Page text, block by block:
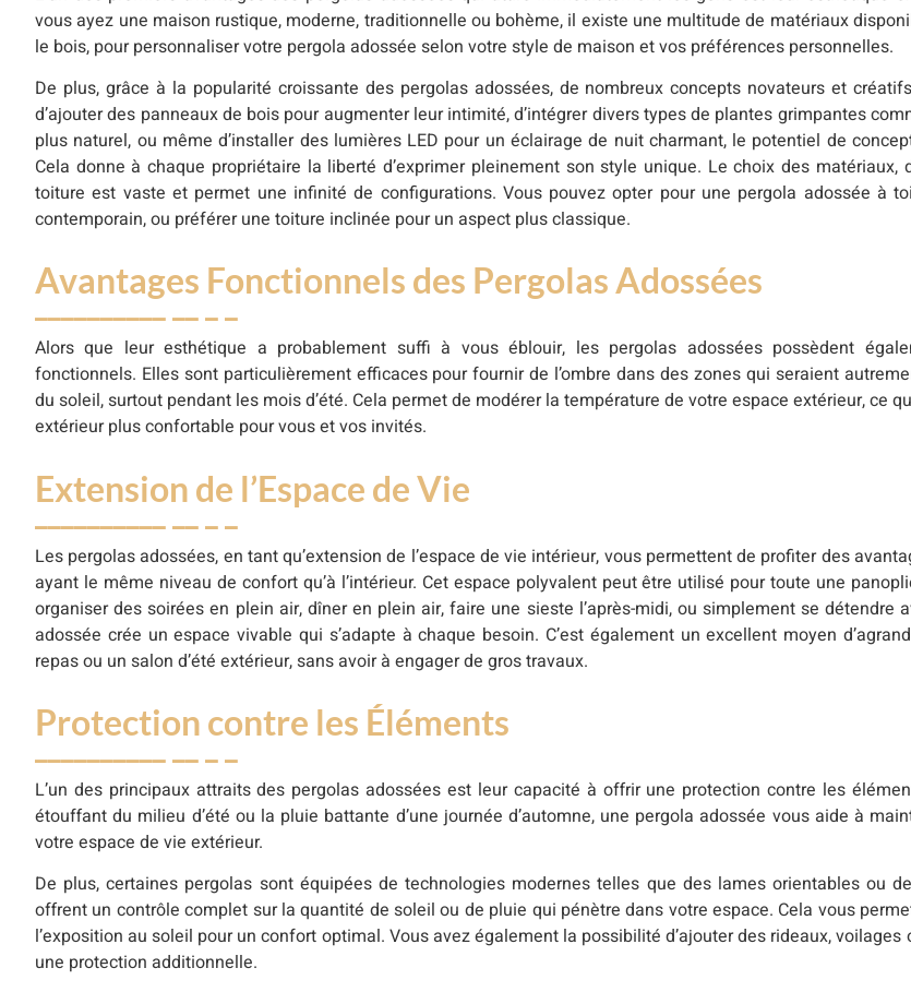
vous ayez une maison rustique, moderne, traditionnelle ou bohème, il existe une multitude de matériaux
le bois, pour personnaliser votre pergola adossée selon votre style de maison et vos préférences personnelles.
De plus, grâce à la popularité croissante des pergolas adossées, de nombreux concepts novateurs et
d’ajouter des panneaux de bois pour augmenter leur intimité, d’intégrer divers types de plantes grimpantes
plus naturel, ou même d’installer des lumières LED pour un éclairage de nuit charmant, le potentiel de
Cela donne à chaque propriétaire la liberté d’exprimer pleinement son style unique. Le choix des
toiture est vaste et permet une infinité de configurations. Vous pouvez opter pour une pergola adossée à
contemporain, ou préférer une toiture inclinée pour un aspect plus classique.
Avantages Fonctionnels des Pergolas Adossées
Alors que leur esthétique a probablement suffi à vous éblouir, les pergolas adossées possèdent
fonctionnels. Elles sont particulièrement efficaces pour fournir de l’ombre dans des zones qui seraient
du soleil, surtout pendant les mois d’été. Cela permet de modérer la température de votre espace extérieur, ce
extérieur plus confortable pour vous et vos invités.
Extension de l’Espace de Vie
Les pergolas adossées, en tant qu’extension de l’espace de vie intérieur, vous permettent de profiter des
ayant le même niveau de confort qu’à l’intérieur. Cet espace polyvalent peut être utilisé pour toute une
organiser des soirées en plein air, dîner en plein air, faire une sieste l’après-midi, ou simplement se détendre
adossée crée un espace vivable qui s’adapte à chaque besoin. C’est également un excellent moyen
repas ou un salon d’été extérieur, sans avoir à engager de gros travaux.
Protection contre les Éléments
L’un des principaux attraits des pergolas adossées est leur capacité à offrir une protection contre les
étouffant du milieu d’été ou la pluie battante d’une journée d’automne, une pergola adossée vous aide à
votre espace de vie extérieur.
De plus, certaines pergolas sont équipées de technologies modernes telles que des lames orientables ou
offrent un contrôle complet sur la quantité de soleil ou de pluie qui pénètre dans votre espace. Cela vous
l’exposition au soleil pour un confort optimal. Vous avez également la possibilité d’ajouter des rideaux,
une protection additionnelle.